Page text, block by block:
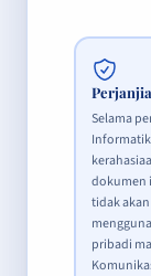
Selama
dokumen
tidak
pribadi